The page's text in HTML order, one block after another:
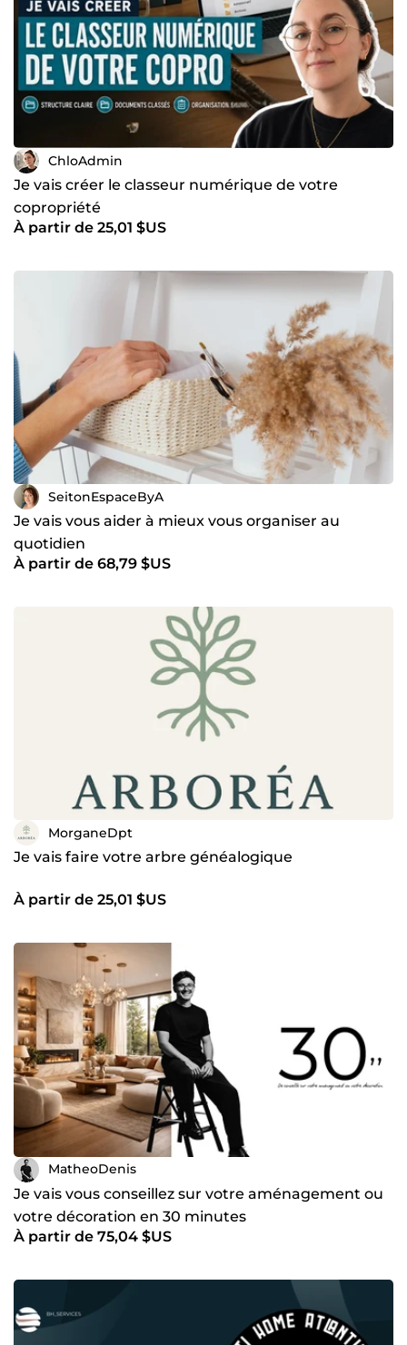
ChloAdmin
Je vais créer le classeur numérique de votre
copropriété
À partir de 25,01 $US
SeitonEspaceByA
Je vais vous aider à mieux vous organiser au
quotidien
À partir de 68,79 $US
MorganeDpt
Je vais faire votre arbre généalogique
À partir de 25,01 $US
MatheoDenis
Je vais vous conseillez sur votre aménagement ou
votre décoration en 30 minutes
À partir de 75,04 $US